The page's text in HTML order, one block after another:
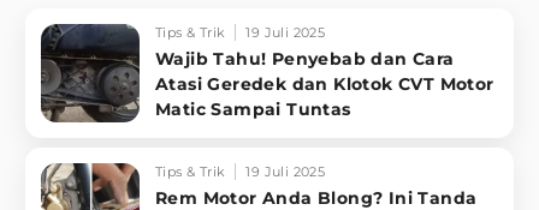
Tips & Trik 19 Juli 2025
Wajib Tahu! Penyebab dan Cara
Atasi Geredek dan Klotok CVT Motor
Matic Sampai Tuntas
Tips & Trik 19 Juli 2025
Rem Motor Anda Blong? Ini Tanda